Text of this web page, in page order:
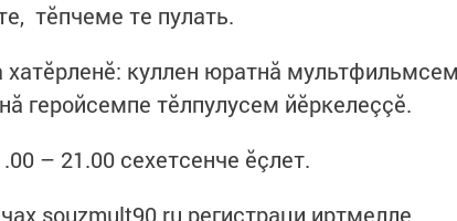
тӗпчеме те пулать.
куллен юратнӑ
геройсемпе тӗлпулусем йӗркелеççӗ.
– 21.00 сехетсенче ӗçлет.
souzmult90.ru регистраци иртмелле.